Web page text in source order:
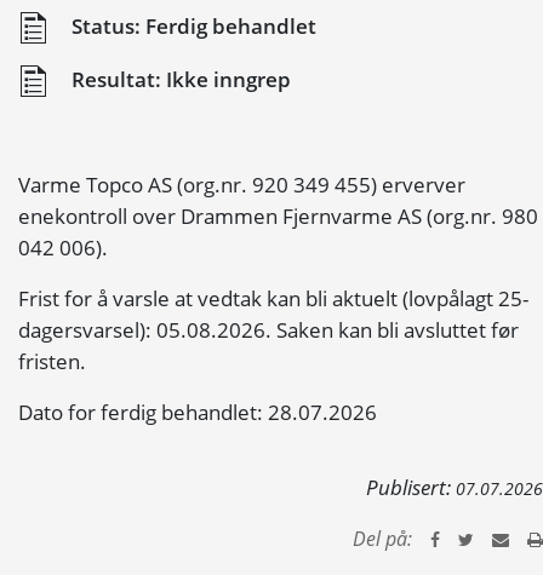
Status: Ferdig behandlet
Resultat: Ikke inngrep
Varme Topco AS (org.nr. 920 349 455) erverver
enekontroll over Drammen Fjernvarme AS (org.nr. 980
042 006).
Frist for å varsle at vedtak kan bli aktuelt (lovpålagt 25-
dagersvarsel): 05.08.2026. Saken kan bli avsluttet før
fristen.
Dato for ferdig behandlet: 28.07.2026
Publisert: 07.07.2026
Del på: